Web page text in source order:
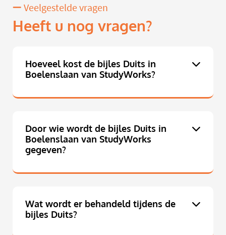
Veelgestelde vragen
Heeft u nog vragen?
Hoeveel kost de bijles Duits in
Boelenslaan van StudyWorks?
Door wie wordt de bijles Duits in
Boelenslaan van StudyWorks
gegeven?
Wat wordt er behandeld tijdens de
bijles Duits?